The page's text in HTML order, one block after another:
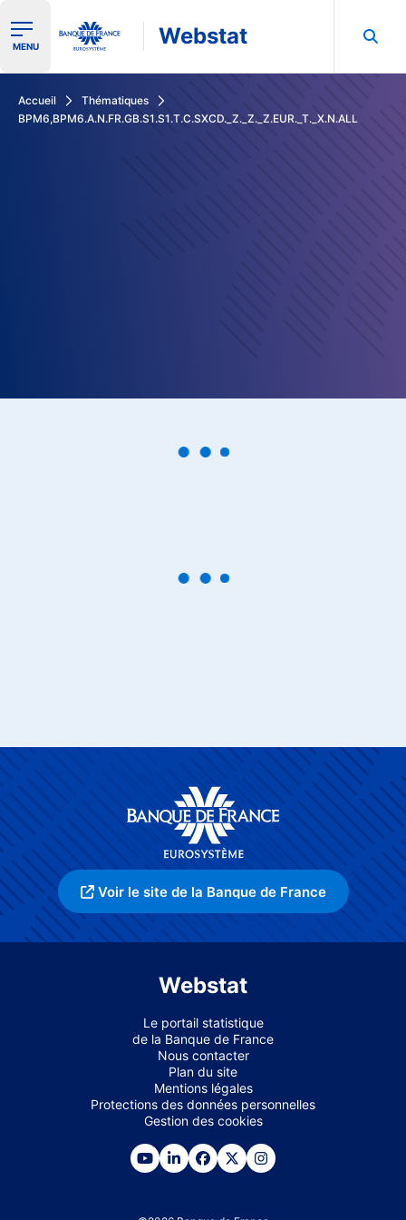
Ouvrir le menu de navigation
MENU Webstat
Accueil
Thématiques
BPM6,BPM6.A.N.FR.GB.S1.S1.T.C.SXCD._Z._Z._Z.EUR._T._X.N.ALL
Voir le site de la Banque de France
Webstat
Le portail statistique
de la Banque de France
Nous contacter
Plan du site
Mentions légales
Protections des données personnelles
Gestion des cookies